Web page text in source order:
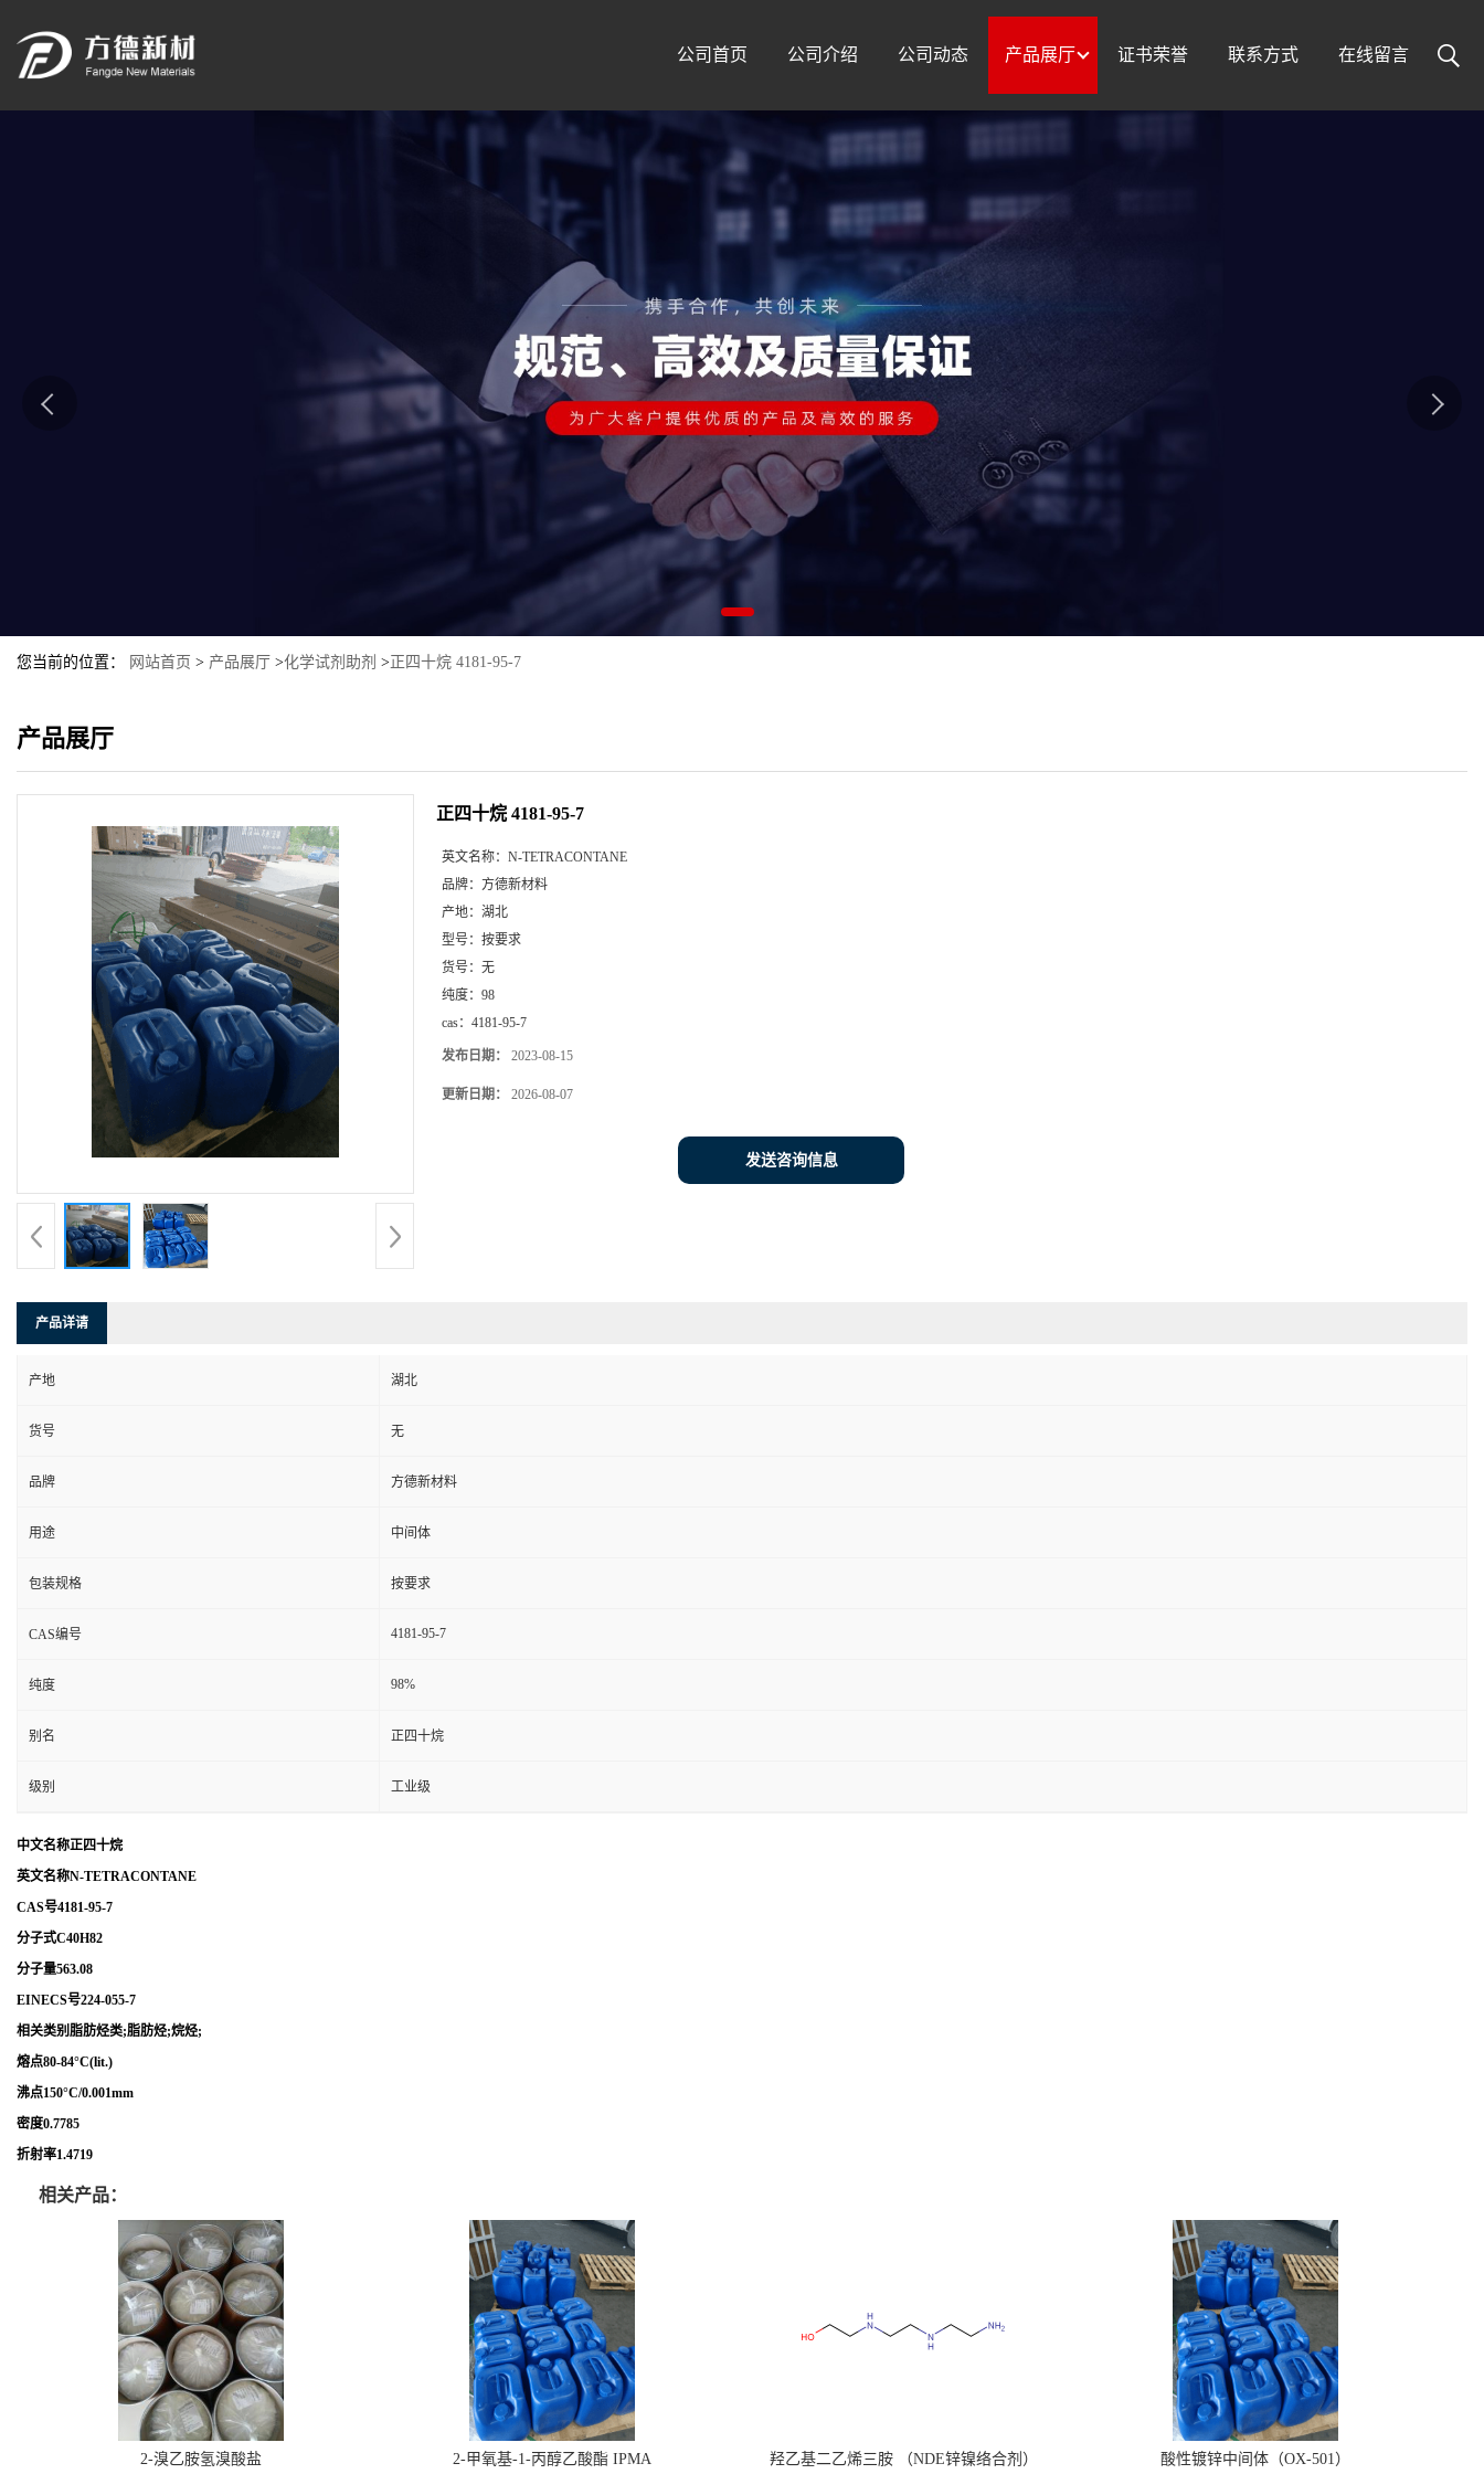
公司首页 公司介绍 公司动态 产品展厅 证书荣誉 联系方式 在线留言
您当前的位置： 网站首页 > 产品展厅 >化学试剂助剂 >正四十烷 4181-95-7
产品展厅
正四十烷 4181-95-7
英文名称： N-TETRACONTANE
品牌： 方德新材料
产地： 湖北
型号： 按要求
货号： 无
纯度： 98
cas： 4181-95-7
发布日期： 2023-08-15
更新日期： 2026-08-07
发送咨询信息
产品详请
产地 湖北
货号 无
品牌 方德新材料
用途 中间体
包装规格 按要求
CAS编号 4181-95-7
纯度 98%
别名 正四十烷
级别 工业级
中文名称正四十烷
英文名称N-TETRACONTANE
CAS号4181-95-7
分子式C40H82
分子量563.08
EINECS号224-055-7
相关类别脂肪烃类;脂肪烃;烷烃;
熔点80-84°C(lit.)
沸点150°C/0.001mm
密度0.7785
折射率1.4719
相关产品：
2-溴乙胺氢溴酸盐 2-甲氧基-1-丙醇乙酸酯 IPMA 羟乙基二乙烯三胺 （NDE锌镍络合剂） 酸性镀锌中间体（OX-501）